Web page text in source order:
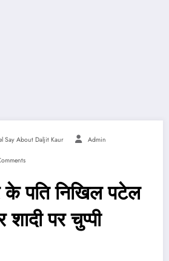
Say About Daljit Kaur Admin
पति निखिल पटेल
पर चुप्पी